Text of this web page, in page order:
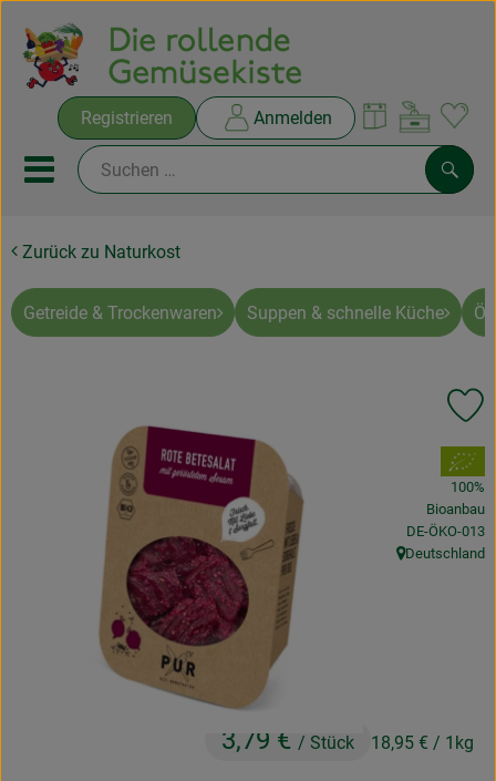
Registrieren Anmelden
Mobiles Menu öffnen oder
Ökokisten
Rezepte
Ökokisten
Obst & Gemüse
Naturkost
Getränke
Zurück zu Naturkost
Getreide & Trockenwaren Suppen & schnelle Küche
3,79 € / Stück 18,95 € / 1kg
, Verband:
100%
Bioanbau
, Kontrollstelle:
DE-ÖKO-013
, Herkunft:
Deutschland